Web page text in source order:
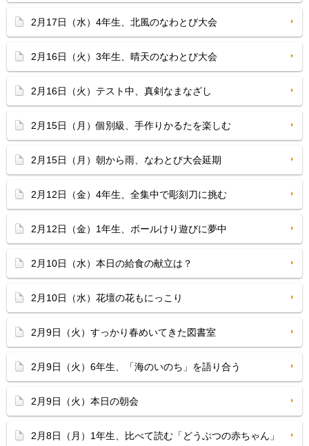
2月17日（水）4年生、北風のなわとび大会
2月16日（火）3年生、晴天のなわとび大会
2月16日（火）テスト中、真剣なまなざし
2月15日（月）個別級、手作りかるたを楽しむ
2月15日（月）朝から雨、なわとび大会延期
2月12日（金）4年生、全集中で彫刻刀に挑む
2月12日（金）1年生、ボールけり遊びに夢中
2月10日（水）本日の給食の献立は？
2月10日（水）花壇の花もにっこり
2月9日（火）すっかり春めいてきた図書室
2月9日（火）6年生、「海のいのち」を語り合う
2月9日（火）本日の朝会
2月8日（月）1年生、比べて読む「どうぶつの赤ちゃん」